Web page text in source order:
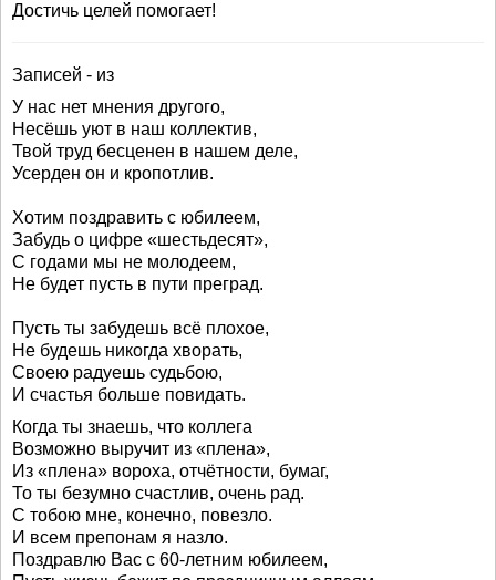
Достичь целей помогает!
Записей - из
У нас нет мнения другого,
Несёшь уют в наш коллектив,
Твой труд бесценен в нашем деле,
Усерден он и кропотлив.
Хотим поздравить с юбилеем,
Забудь о цифре «шестьдесят»,
С годами мы не молодеем,
Не будет пусть в пути преград.
Пусть ты забудешь всё плохое,
Не будешь никогда хворать,
Своею радуешь судьбою,
И счастья больше повидать.
Когда ты знаешь, что коллега
Возможно выручит из «плена»,
Из «плена» вороха, отчётности, бумаг,
То ты безумно счастлив, очень рад.
С тобою мне, конечно, повезло.
И всем препонам я назло.
Поздравлю Вас с 60-летним юбилеем,